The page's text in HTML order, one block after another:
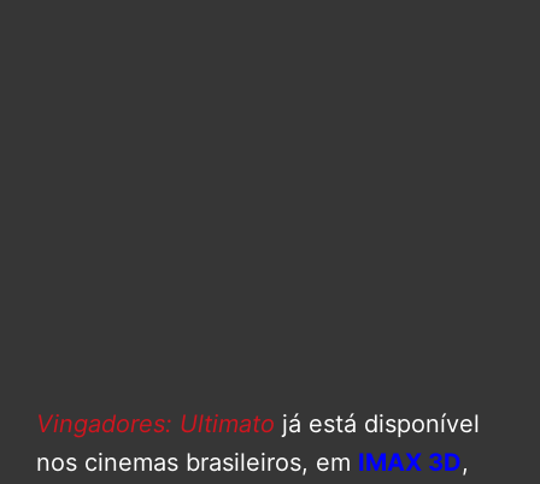
Vingadores: Ultimato já está disponível
nos cinemas brasileiros, em IMAX 3D,